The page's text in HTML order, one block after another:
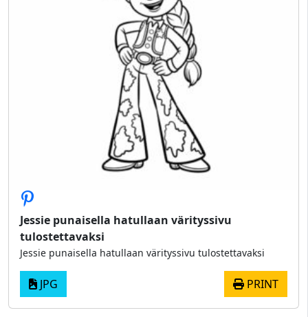
Jessie punaisella hatullaan värityssivu
tulostettavaksi
Jessie punaisella hatullaan värityssivu tulostettavaksi
JPG PRINT